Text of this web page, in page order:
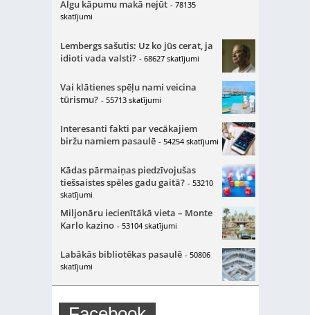
Algu kāpumu makā nejūt - 78135
skatījumi
Lembergs sašutis: Uz ko jūs cerat, ja
idioti vada valsti? - 68627 skatījumi
Vai klātienes spēļu nami veicina
tūrismu? - 55713 skatījumi
Interesanti fakti par vecākajiem
biržu namiem pasaulē - 54254 skatījumi
Kādas pārmaiņas piedzīvojušas
tiešsaistes spēles gadu gaitā? - 53210
skatījumi
Miljonāru iecienītākā vieta – Monte
Karlo kazino - 53104 skatījumi
Labākās bibliotēkas pasaulē - 50806
skatījumi